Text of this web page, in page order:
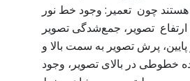
هستند چون تعمیر: وجود خط نور
تصویر، جمع‌شدگی تصویر
و پایین، پرش تصویر به سمت بالا و
خطوطی در بالای تصویر، وجود